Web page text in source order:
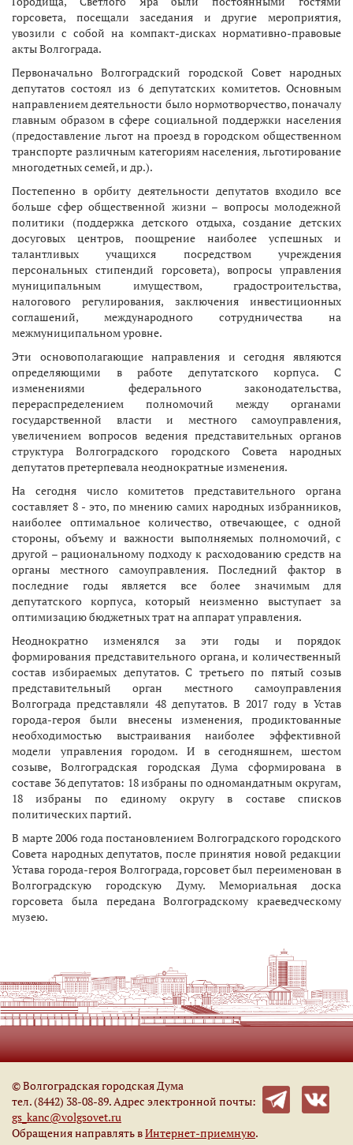
горсовета, посещали заседания и другие мероприятия,
увозили с собой на компакт-дисках нормативно-правовые
акты Волгограда.
Первоначально Волгоградский городской Совет народных
депутатов состоял из 6 депутатских комитетов. Основным
направлением деятельности было нормотворчество, поначалу
главным образом в сфере социальной поддержки населения
(предоставление льгот на проезд в городском общественном
транспорте различным категориям населения, льготирование
многодетных семей, и др.).
Постепенно в орбиту деятельности депутатов входило все
больше сфер общественной жизни – вопросы молодежной
политики (поддержка детского отдыха, создание детских
досуговых центров, поощрение наиболее успешных и
талантливых учащихся посредством учреждения
персональных стипендий горсовета), вопросы управления
муниципальным имуществом, градостроительства,
налогового регулирования, заключения инвестиционных
соглашений, международного сотрудничества на
межмуниципальном уровне.
Эти основополагающие направления и сегодня являются
определяющими в работе депутатского корпуса. С
изменениями федерального законодательства,
перераспределением полномочий между органами
государственной власти и местного самоуправления,
увеличением вопросов ведения представительных органов
структура Волгоградского городского Совета народных
депутатов претерпевала неоднократные изменения.
На сегодня число комитетов представительного органа
составляет 8 - это, по мнению самих народных избранников,
наиболее оптимальное количество, отвечающее, с одной
стороны, объему и важности выполняемых полномочий, с
другой – рациональному подходу к расходованию средств на
органы местного самоуправления. Последний фактор в
последние годы является все более значимым для
депутатского корпуса, который неизменно выступает за
оптимизацию бюджетных трат на аппарат управления.
Неоднократно изменялся за эти годы и порядок
формирования представительного органа, и количественный
состав избираемых депутатов. С третьего по пятый созыв
представительный орган местного самоуправления
Волгограда представляли 48 депутатов. В 2017 году в Устав
города-героя были внесены изменения, продиктованные
необходимостью выстраивания наиболее эффективной
модели управления городом. И в сегодняшнем, шестом
созыве, Волгоградская городская Дума сформирована в
составе 36 депутатов: 18 избраны по одномандатным округам,
18 избраны по единому округу в составе списков
политических партий.
В марте 2006 года постановлением Волгоградского городского
Совета народных депутатов, после принятия новой редакции
Устава города-героя Волгограда, горсовет был переименован в
Волгоградскую городскую Думу. Мемориальная доска
горсовета была передана Волгоградскому краеведческому
музею.
© Волгоградская городская Дума
тел. (8442) 38-08-89. Адрес электронной почты:
gs_kanc@volgsovet.ru
Обращения направлять вИнтернет-приемную.